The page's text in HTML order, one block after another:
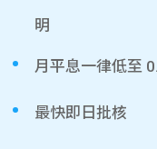
明
月平息一律低至
最快即日批核